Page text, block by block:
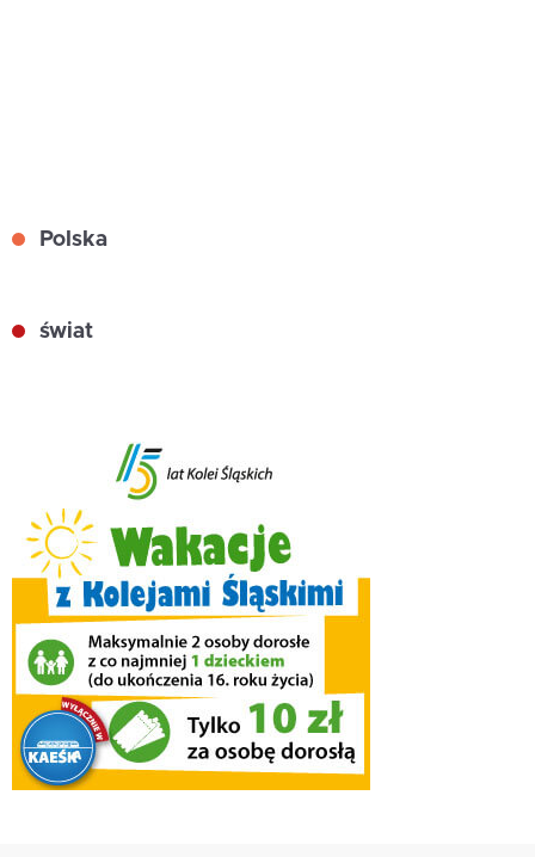
Polska
świat